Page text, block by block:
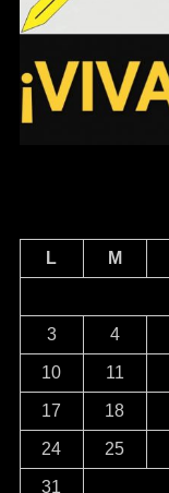
L
M
3 4
10 11
17 18
24 25
31